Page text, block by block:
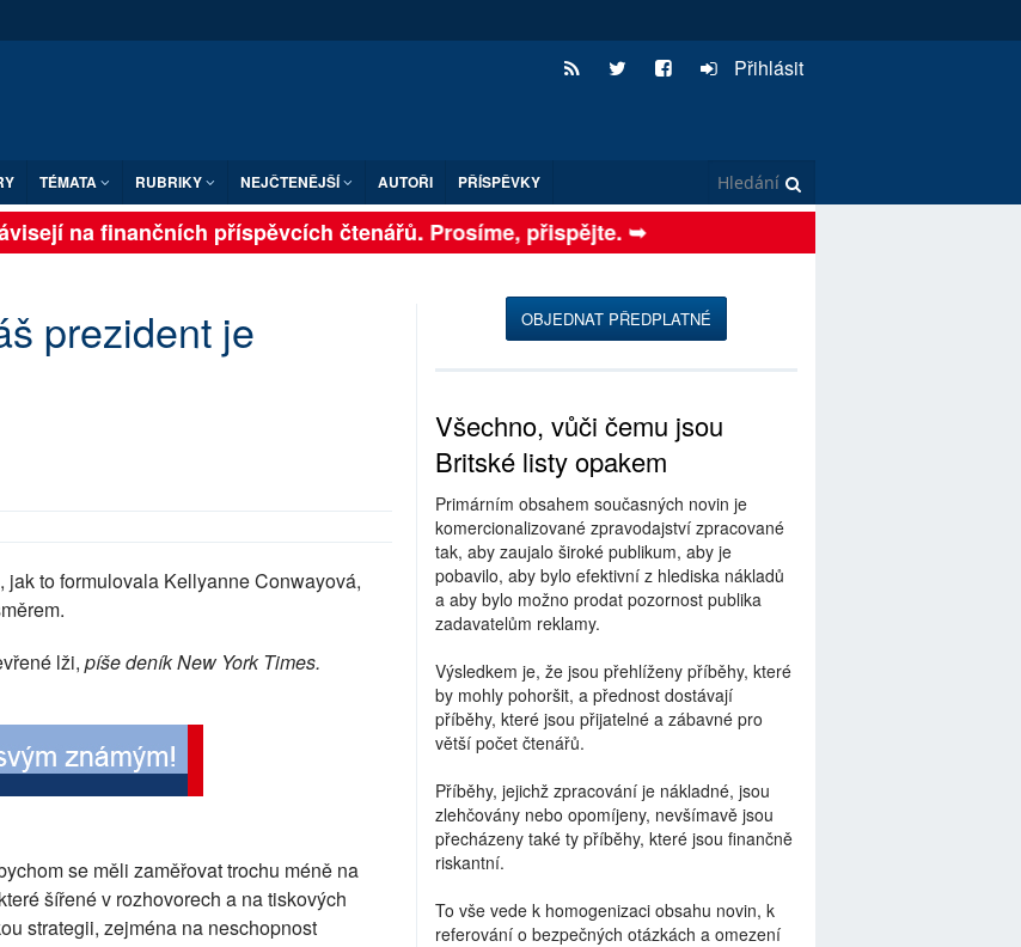
Přihlásit
TÉMATA RUBRIKY NEJČTENĚJŠÍ AUTOŘI PŘÍSPĚVKY
na finančních příspěvcích čtenářů. Prosíme, přispějte. ➥
prezident je
to formulovala Kellyanne Conwayová,
lži, píše deník New York Times.
se měli zaměřovat trochu méně na
šířené v rozhovorech a na tiskových
strategii, zejména na neschopnost
OBJEDNAT PŘEDPLATNÉ
Všechno, vůči čemu jsou
Britské listy opakem
Primárním obsahem současných novin je
komercionalizované zpravodajství zpracované
tak, aby zaujalo široké publikum, aby je
pobavilo, aby bylo efektivní z hlediska nákladů
a aby bylo možno prodat pozornost publika
zadavatelům reklamy.
Výsledkem je, že jsou přehlíženy příběhy, které
by mohly pohoršit, a přednost dostávají
příběhy, které jsou přijatelné a zábavné pro
větší počet čtenářů.
Příběhy, jejichž zpracování je nákladné, jsou
zlehčovány nebo opomíjeny, nevšímavě jsou
přecházeny také ty příběhy, které jsou finančně
riskantní.
To vše vede k homogenizaci obsahu novin, k
referování o bezpečných otázkách a omezení